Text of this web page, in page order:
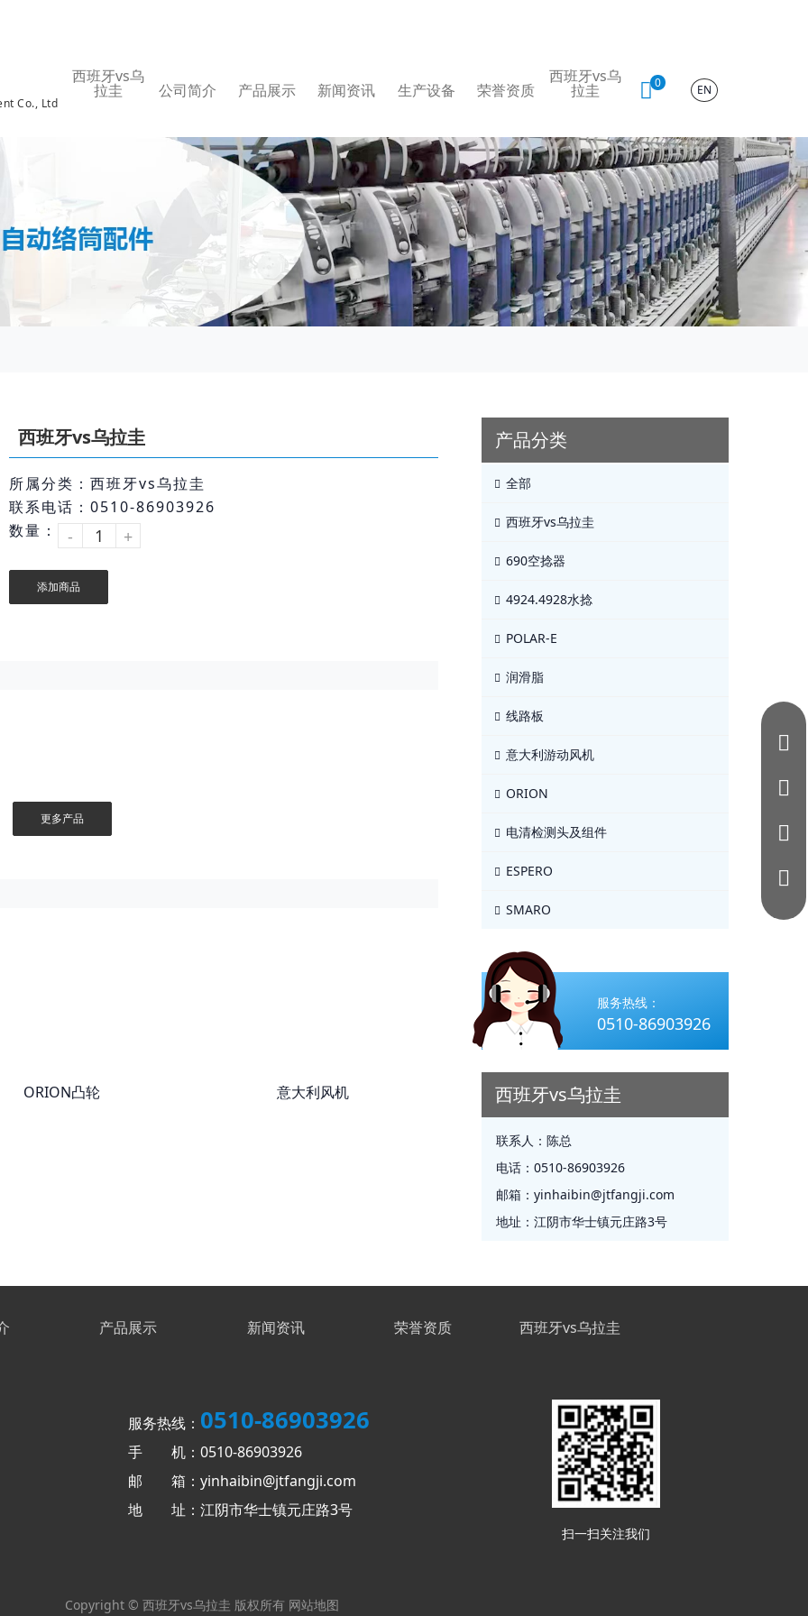
Co., Ltd
西班牙vs乌
拉圭 公司简介 产品展示 新闻资讯 生产设备 荣誉资质
西班牙vs乌
拉圭 0 EN
西班牙vs乌拉圭
所属分类：西班牙vs乌拉圭
联系电话：0510-86903926
数量：
- +
添加商品
更多产品
ORION凸轮 意大利风机
产品分类
全部
西班牙vs乌拉圭
690空捻器
4924.4928水捻
POLAR-E
润滑脂
线路板
意大利游动风机
ORION
电清检测头及组件
ESPERO
SMARO
服务热线：
0510-86903926
西班牙vs乌拉圭
联系人： 陈总
电话： 0510-86903926
邮箱： yinhaibin@jtfangji.com
地址： 江阴市华士镇元庄路3号
产品展示 新闻资讯 荣誉资质 西班牙vs乌拉圭
服务热线： 0510-86903926
手 机：0510-86903926
邮 箱：yinhaibin@jtfangji.com
地 址：江阴市华士镇元庄路3号
扫一扫关注我们
Copyright © 西班牙vs乌拉圭 版权所有 网站地图